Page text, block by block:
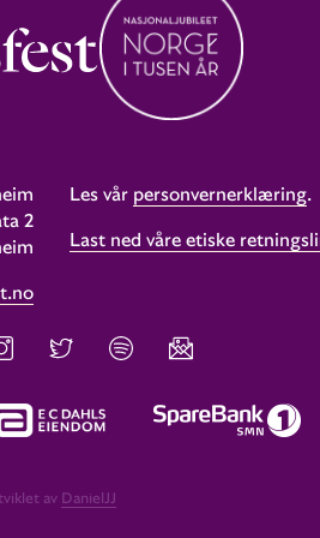
2
Les vår personvernerklæring.
Last ned våre etiske
av DanielJJ